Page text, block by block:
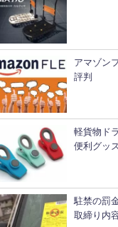
アマゾン
評判
軽貨物ド
便利グッ
駐禁の罰
取締り内